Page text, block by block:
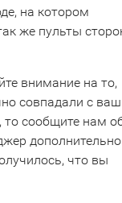
на котором
же пульты
внимание на то,
совпадали с
то сообщите нам
дополнительно
что вы